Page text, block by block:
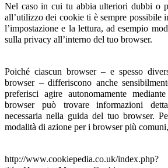
Nel caso in cui tu abbia ulteriori dubbi o
all’utilizzo dei cookie ti è sempre possibile
l’impostazione e la lettura, ad esempio
sulla privacy all’interno del tuo browser.
Poiché ciascun browser – e spesso
browser – differiscono anche
preferisci agire autonomamente
browser può trovare informazioni
necessaria nella guida del tuo browser.
modalità di azione per i browser più
http://www.cookiepedia.co.uk/index.php?